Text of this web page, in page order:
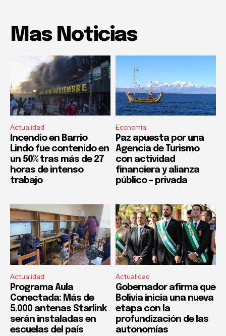
Mas Noticias
Actualidad
Incendio en Barrio
Lindo fue contenido en
un 50% tras más de 27
horas de intenso
trabajo
Economía
Paz apuesta por una
Agencia de Turismo
con actividad
financiera y alianza
público – privada
Actualidad
Programa Aula
Conectada: Más de
5.000 antenas Starlink
serán instaladas en
escuelas del país
Actualidad
Gobernador afirma que
Bolivia inicia una nueva
etapa con la
profundización de las
autonomías